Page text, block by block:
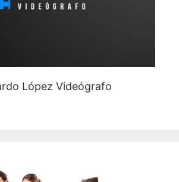
López Videógrafo